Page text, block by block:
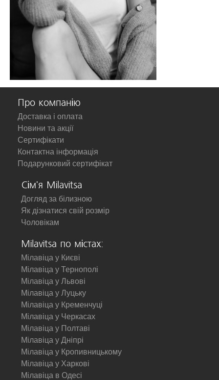
Про компанію
Доставка і оплата
Новини та акції
Сертифікати
Контактна інформація
Подарунковий сертифікат
Сім'я Milavitsa
Догляд за білизною
Як дізнатися свій розмір
Чоловікам
Milavitsa по містах:
Мілавіца у Києві
Мілавіца у Тернополі
Мілавіца у Львові
Мілавіца у Луцьку
Мілавіца у Кременчуці
Мілавіца у Черкасах
Мілавіца у Полтаві
Мілавіца у Дніпрі
Мілавіца у Кропивницькому
Мілавіца у Харкові
Мілавіца в Одесі